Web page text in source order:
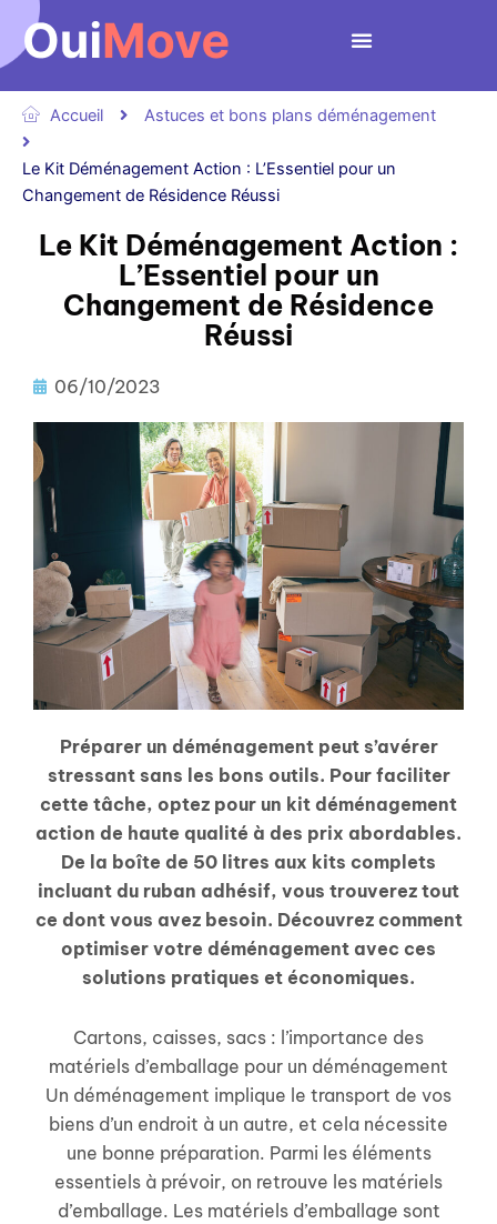
contenu
Accueil Astuces et bons plans déménagement
Le Kit Déménagement Action : L’Essentiel pour un
Changement de Résidence Réussi
Le Kit Déménagement Action :
L’Essentiel pour un
Changement de Résidence
Réussi
06/10/2023
Préparer un déménagement peut s’avérer
stressant sans les bons outils. Pour faciliter
cette tâche, optez pour un kit déménagement
action de haute qualité à des prix abordables.
De la boîte de 50 litres aux kits complets
incluant du ruban adhésif, vous trouverez tout
ce dont vous avez besoin. Découvrez comment
optimiser votre déménagement avec ces
solutions pratiques et économiques.
Cartons, caisses, sacs : l’importance des
matériels d’emballage pour un déménagement
Un déménagement implique le transport de vos
biens d’un endroit à un autre, et cela nécessite
une bonne préparation. Parmi les éléments
essentiels à prévoir, on retrouve les matériels
d’emballage. Les matériels d’emballage sont